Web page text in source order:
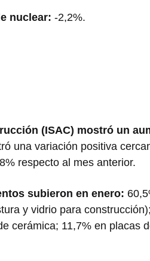
nuclear: -2,2%.
(ISAC) mostró un
una variación positiva
respecto al mes anterior.
subieron en enero:
y vidrio para
cerámica; 11,7% en placas